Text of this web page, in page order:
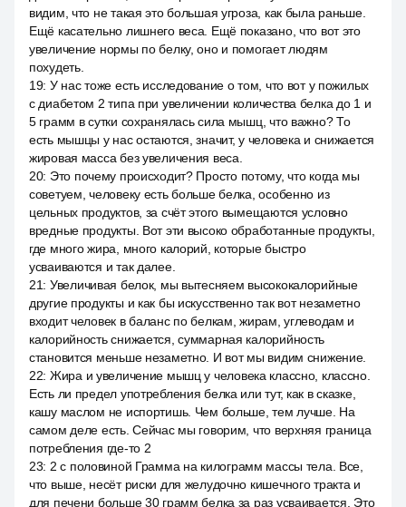
видим, что не такая это большая угроза, как была раньше.
Ещё касательно лишнего веса. Ещё показано, что вот это
увеличение нормы по белку, оно и помогает людям
похудеть.
19: У нас тоже есть исследование о том, что вот у пожилых
с диабетом 2 типа при увеличении количества белка до 1 и
5 грамм в сутки сохранялась сила мышц, что важно? То
есть мышцы у нас остаются, значит, у человека и снижается
жировая масса без увеличения веса.
20: Это почему происходит? Просто потому, что когда мы
советуем, человеку есть больше белка, особенно из
цельных продуктов, за счёт этого вымещаются условно
вредные продукты. Вот эти высоко обработанные продукты,
где много жира, много калорий, которые быстро
усваиваются и так далее.
21: Увеличивая белок, мы вытесняем высококалорийные
другие продукты и как бы искусственно так вот незаметно
входит человек в баланс по белкам, жирам, углеводам и
калорийность снижается, суммарная калорийность
становится меньше незаметно. И вот мы видим снижение.
22: Жира и увеличение мышц у человека классно, классно.
Есть ли предел употребления белка или тут, как в сказке,
кашу маслом не испортишь. Чем больше, тем лучше. На
самом деле есть. Сейчас мы говорим, что верхняя граница
потребления где-то 2
23: 2 с половиной Грамма на килограмм массы тела. Все,
что выше, несёт риски для желудочно кишечного тракта и
для печени больше 30 грамм белка за раз усваивается. Это